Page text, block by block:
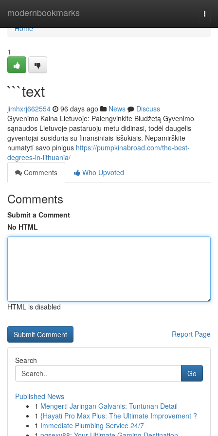
modernbookmarks
Home
Home
1
```text
jimhxrj662554 96 days ago News
Discuss
Gyvenimo Kaina Lietuvoje: Palengvinkite Biudžetą Gyvenimo
sąnaudos Lietuvoje pastaruoju metu didinasi, todėl daugelis
gyventojai susiduria su finansiniais iššūkiais. Nepamirškite
numatyti savo pinigus https://pumpkinabroad.com/the-best-
degrees-in-lithuania/
Comments
Who Upvoted
Comments
Submit a Comment
No HTML
HTML is disabled
Report Page
Search
Go
Published News
1 Mengerti Jaringan Galvanis: Tuntunan Detail
1 {Hayati Pro Max Plus: The Ultimate Improvement ?
1 Immediate Plumbing Service 24/7